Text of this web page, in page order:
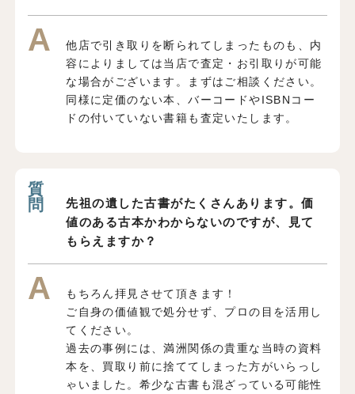
他店で引き取りを断られてしまったものも、内
容によりましては当店で査定・お引取りが可能
な場合がございます。まずはご相談ください。
同様に定価のない本、バーコードやISBNコー
ドの付いていない書籍も査定いたします。
先祖の遺した古書がたくさんあります。価
値のある古本かわからないのですが、見て
もらえますか？
もちろん拝見させて頂きます！
ご自身の価値観で処分せず、プロの目を活用し
てください。
過去の事例には、満洲関係の貴重な当時の資料
本を、買取り前に捨ててしまった方がいらっし
ゃいました。希少な古書も混ざっている可能性